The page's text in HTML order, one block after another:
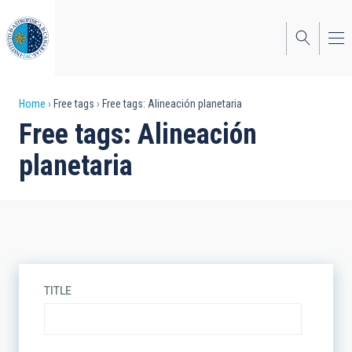
to
main
content
Breadcrumb
Home Free tags Free tags: Alineación planetaria
Free tags: Alineación
planetaria
TITLE